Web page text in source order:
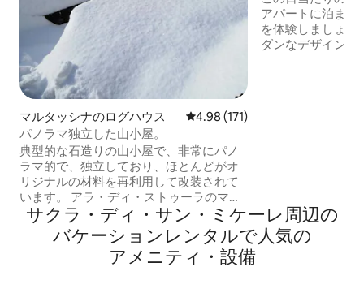
マルタッシナのログハウス レビュー171件、5つ星中4.98つ
4.98 (171)
パノラマ独立した山小屋。
典型的な石造りの山小屋で、非常にパノ
ラマ的で、独立しており、ほとんどがオ
リジナルの材料を再利用して改装されて
います。 アラ・ディ・ストゥーラのマル
タッシーナにあり、バーやショップから
わずか数歩の崖の上にあり、谷のユニー
クな景色を眺めることができます。ベッ
アパートに泊まっ
を体験しましょう
ダンなデザインの
サクラ・ディ・サン・ミケーレ⁠周⁠辺⁠の
バ⁠ケ⁠ー⁠シ⁠ョ⁠ン⁠レ⁠ン⁠タ⁠ル⁠で人⁠気⁠の
ア⁠メ⁠ニ⁠テ⁠ィ⁠・⁠設⁠備